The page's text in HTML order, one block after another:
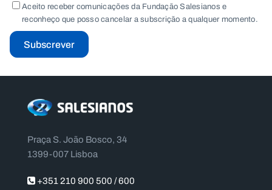
Aceito receber comunicações da Fundação Salesianos e
reconheço que posso cancelar a subscrição a qualquer momento.
Subscrever
Praça S. João Bosco, 34
1399-007 Lisboa
+351 210 900 500 / 600